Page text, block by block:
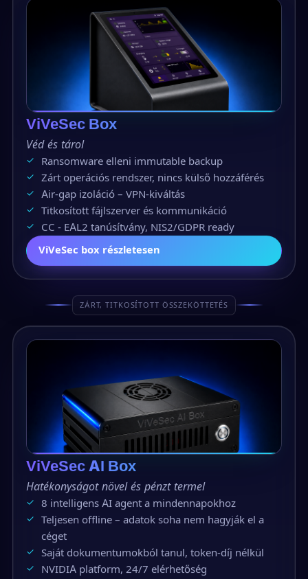
ViVeSec Box
Véd és tárol
Ransomware elleni immutable backup
Zárt operációs rendszer, nincs külső hozzáférés
Air-gap izoláció – VPN-kiváltás
Titkosított fájlszerver és kommunikáció
CC - EAL2 tanúsítvány, NIS2/GDPR ready
ViVeSec box részletesen
ZÁRT, TITKOSÍTOTT ÖSSZEKÖTTETÉS
ViVeSec AI Box
Hatékonyságot növel és pénzt termel
8 intelligens AI agent a mindennapokhoz
Teljesen offline – adatok soha nem hagyják el a
céget
Saját dokumentumokból tanul, token-díj nélkül
NVIDIA platform, 24/7 elérhetőség